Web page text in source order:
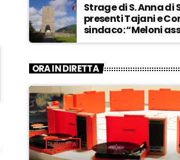
Strage di S. Anna di
presenti Tajani e
sindaco: “Meloni
Anna aperta tutto
ORA IN DIRETTA
MUSICA